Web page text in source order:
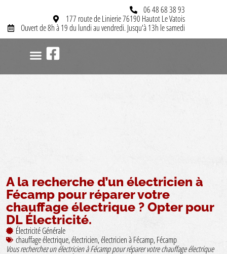
06 48 68 38 93
177 route de Linierie 76190 Hautot Le Vatois
Ouvert de 8h à 19 du lundi au vendredi. Jusqu'à 13h le samedi
A la recherche d’un électricien à
Fécamp pour réparer votre
chauffage électrique ? Opter pour
DL Électricité.
Électricité Générale
chauffage électrique,électricien,électricien à Fécamp,Fécamp
Vous recherchez un électricien à Fécamp pour réparer votre chauffage électrique